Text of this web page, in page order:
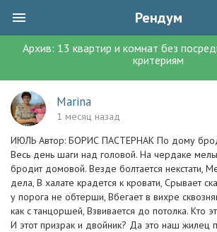
Рендум
Архив: 13 квартир и комнат без
критериям
Marina
1 месяц назад
ИЮЛЬ Автор: БОРИС ПАСТЕРНАК По дому
Весь день шаги над головой. На чердаке
бродит домовой. Везде болтается некстати,
дела, В халате крадется к кровати, Срывает
у порога не обтерши, Вбегает в вихре
как с танцоршей, Взвивается до потолка. Кто
И этот призрак и двойник? Да это наш жилец